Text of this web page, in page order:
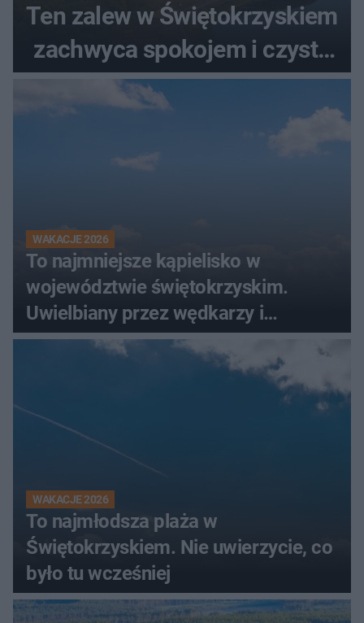
Ten zalew w Świętokrzyskiem
zachwyca spokojem i czystą
wodą
WAKACJE 2026
To najmniejsze kąpielisko w
województwie świętokrzyskim.
Uwielbiany przez wędkarzy i
turystów
WAKACJE 2026
To najmłodsza plaża w
Świętokrzyskiem. Nie uwierzycie, co
było tu wcześniej